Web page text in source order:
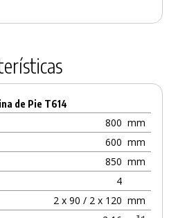
de Pie T614
800 mm
600 mm
850 mm
4
2 x 90 / 2 x 120 mm